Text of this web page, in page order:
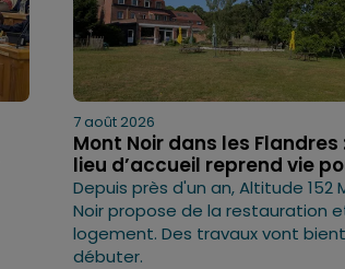
7 août 2026
Mont Noir dans les Flandres
lieu d’accueil reprend vie
Depuis près d'un an, Altitude 152
Noir propose de la restauration
logement. Des travaux vont
débuter.